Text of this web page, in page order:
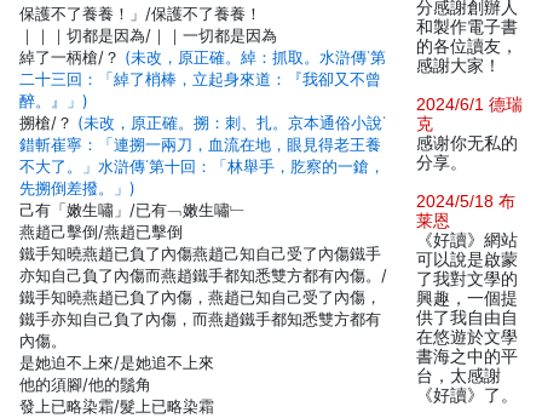
保護不了養養！」/保護不了養養！
｜｜｜切都是因為/｜｜一切都是因為
綽了一柄槍/？ (未改，原正確。綽：抓取。水滸傳˙第
二十三回：「綽了梢棒，立起身來道：『我卻又不曾
醉。』」)
搠槍/？ (未改，原正確。搠：刺、扎。京本通俗小說˙
錯斬崔寧：「連搠一兩刀，血流在地，眼見得老王養
不大了。」水滸傳˙第十回：「林舉手，肐察的一鎗，
先搠倒差撥。」)
己有「嫩生嘯」/已有﹁嫩生嘯﹂
燕趙己擊倒/燕趙已擊倒
鐵手知曉燕趙已負了內傷燕趙己知自己受了內傷鐵手
亦知自己負了內傷而燕趙鐵手都知悉雙方都有內傷。/
鐵手知曉燕趙已負了內傷，燕趙已知自己受了內傷，
鐵手亦知自己負了內傷，而燕趙鐵手都知悉雙方都有
內傷。
是她迫不上來/是她追不上來
他的須腳/他的鬚角
發上已略染霜/髮上已略染霜
分感謝創辦人
和製作電子書
的各位讀友，
感謝大家！
2024/6/1 德瑞
克
感谢你无私的
分享。
2024/5/18 布
莱恩
《好讀》網站
可以說是啟蒙
了我對文學的
興趣，一個提
供了我自由自
在悠遊於文學
書海之中的平
台，太感謝
《好讀》了。